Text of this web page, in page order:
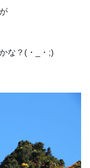
な？(・_・;)